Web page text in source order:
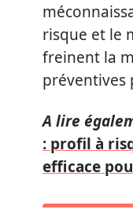
risque et le
freinent la
préventives
A lire
: profil à
efficace